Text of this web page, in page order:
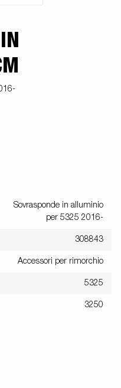
Sovrasponde in alluminio
per 5325 2016-
308843
Accessori per rimorchio
5325
3250